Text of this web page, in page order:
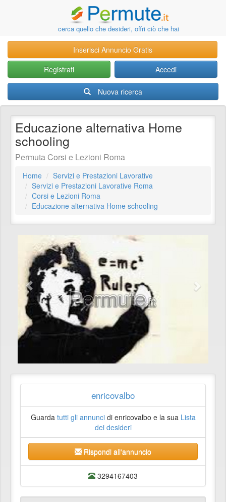
cerca quello che desideri, offri ciò che hai
Inserisci Annuncio Gratis
Registrati
Accedi
Nuova ricerca
Educazione alternativa Home
schooling
Permuta Corsi e Lezioni Roma
Home
Servizi e Prestazioni Lavorative
Servizi e Prestazioni Lavorative Roma
Corsi e Lezioni Roma
Educazione alternativa Home schooling
enricovalbo
Guarda tutti gli annuncidi enricovalbo e la sua Lista
dei desideri
Rispondi all'annuncio
3294167403